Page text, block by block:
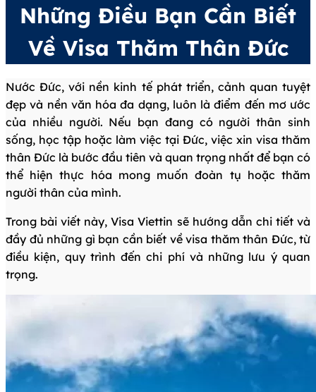
Những Điều Bạn Cần Biết
Về Visa Thăm Thân Đức
Nước Đức, với nền kinh tế phát triển, cảnh quan tuyệt
đẹp và nền văn hóa đa dạng, luôn là điểm đến mơ ước
của nhiều người. Nếu bạn đang có người thân sinh
sống, học tập hoặc làm việc tại Đức, việc xin visa thăm
thân Đức là bước đầu tiên và quan trọng nhất để bạn có
thể hiện thực hóa mong muốn đoàn tụ hoặc thăm
người thân của mình.
Trong bài viết này, Visa Viettin sẽ hướng dẫn chi tiết và
đầy đủ những gì bạn cần biết về visa thăm thân Đức, từ
điều kiện, quy trình đến chi phí và những lưu ý quan
trọng.